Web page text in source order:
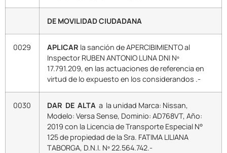
DE MOVILIDAD CIUDADANA
0029 APLICAR la sanción de APERCIBIMIENTO al
Inspector RUBEN ANTONIO LUNA DNI Nº
17.791.209, en las actuaciones de referencia en
virtud de lo expuesto en los considerandos .-
0030 DAR DE ALTA a la unidad Marca: Nissan,
Modelo: Versa Sense, Dominio: AD768VT, Año:
2019 con la Licencia de Transporte Especial N°
125 de propiedad de la Sra. FATIMA LILIANA
TABORGA, D.N.I. Nº 22.564.742.-